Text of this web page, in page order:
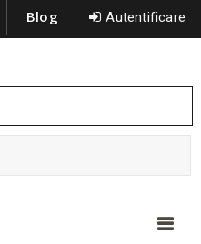
Autentificare
Blog